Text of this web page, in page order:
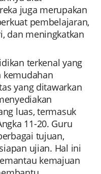
juga merupakan
pembelajaran,
dan meningkatkan
terkenal yang
kemudahan
yang ditawarkan
luas, termasuk
11-20. Guru
tujuan,
ujian. Hal ini
kemajuan